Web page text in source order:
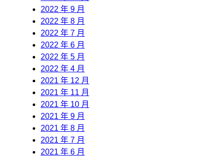
2022 年 9 月
2022 年 8 月
2022 年 7 月
2022 年 6 月
2022 年 5 月
2022 年 4 月
2021 年 12 月
2021 年 11 月
2021 年 10 月
2021 年 9 月
2021 年 8 月
2021 年 7 月
2021 年 6 月